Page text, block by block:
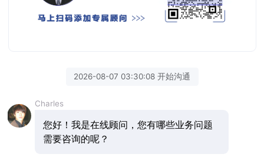
2026-08-07 03:30:08 开始沟通
Charles
您好！我是在线顾问，您有哪些业务问题
需要咨询的呢？